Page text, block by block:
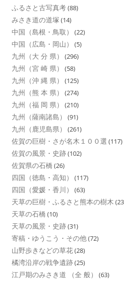
ふるさと古写真考(88)
みさき道の道塚 (14)
中国（島根・鳥取） (22)
中国（広島・岡山） (5)
九州（大 分 県） (296)
九州（宮 崎 県） (58)
九州（沖 縄 県） (125)
九州（熊 本 県） (274)
九州（福 岡 県） (210)
九州（薩南諸島） (91)
九州（鹿児島県） (261)
佐賀の巨樹・さが名木１００選 (117)
佐賀の風景・史跡(102)
佐賀県の石橋 (26)
四国（徳島・高知） (117)
四国（愛媛・香川） (63)
天草の巨樹・ふるさと熊本の樹木
天草の石橋 (10)
天草の風景・史跡(31)
寄稿・ゆうこう・その他(72)
山野歩きなどの草花(28)
橘湾沿岸の戦争遺跡(25)
江戸期のみさき道 （全 般） (63)